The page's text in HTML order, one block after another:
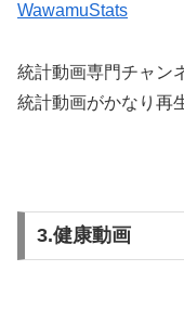
WawamuStats
統計動画専門チャン
統計動画がかなり再
3.健康動画